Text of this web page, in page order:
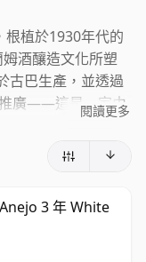
植於1930年代的
酒釀造文化所塑
古巴生產，並透過
廣——這是一家由
持有的 Havana
傳統為核心，採用
味的平衡而非過度
氣息，帶有香草、
閱讀更多
3 年 White